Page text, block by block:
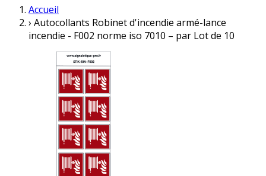
Accueil
› Autocollants Robinet d'incendie armé-lance
incendie - F002 norme iso 7010 – par Lot de 10